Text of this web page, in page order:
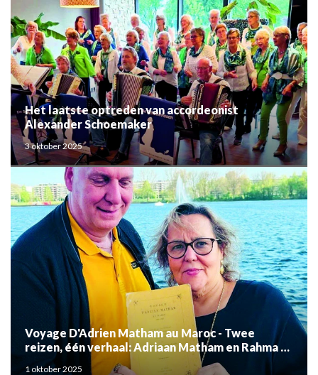
Het laatste optreden van accordeonist
Alexander Schoemaker
3 oktober 2025
Voyage D'Adrien Matham au Maroc - Twee
reizen, één verhaal: Adriaan Matham en Rahma el
Mouden
1 oktober 2025